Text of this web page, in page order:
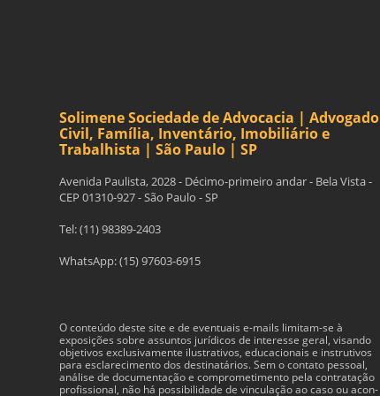
Solimene Sociedade de Advocacia | Advogado
Civil, Família, Inventário, Imobiliário e
Trabalhista | São Paulo | SP
Avenida Paulista, 2028 - Décimo-primeiro andar - Bela Vista -
CEP 01310-927 - São Paulo - SP
Tel: (11) 98389-2403
WhatsApp: (15) 97603-6915
O con­teúdo deste site e de even­tu­ais e-​mails limitam-​se à
exposições sobre assun­tos jurídi­cos de inter­esse geral, visando
obje­tivos exclu­si­va­mente ilus­tra­tivos, edu­ca­cionais e instru­tivos
para esclarec­i­mento dos des­ti­natários. Sem o con­tato pes­soal,
análise de doc­u­men­tação e com­pro­me­ti­mento pela con­tratação
profis­sional, não há pos­si­bil­i­dade de vin­cu­lação ao caso ou acon­